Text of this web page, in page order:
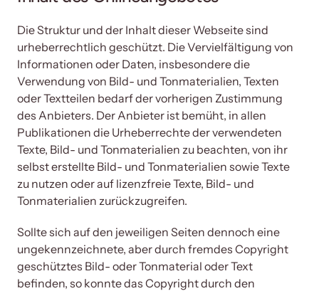
Die Struktur und der Inhalt dieser Webseite sind
urheberrechtlich geschützt. Die Vervielfältigung von
Informationen oder Daten, insbesondere die
Verwendung von Bild- und Tonmaterialien, Texten
oder Textteilen bedarf der vorherigen Zustimmung
des Anbieters. Der Anbieter ist bemüht, in allen
Publikationen die Urheberrechte der verwendeten
Texte, Bild- und Tonmaterialien zu beachten, von ihr
selbst erstellte Bild- und Tonmaterialien sowie Texte
zu nutzen oder auf lizenzfreie Texte, Bild- und
Tonmaterialien zurückzugreifen.
Sollte sich auf den jeweiligen Seiten dennoch eine
ungekennzeichnete, aber durch fremdes Copyright
geschütztes Bild- oder Tonmaterial oder Text
befinden, so konnte das Copyright durch den